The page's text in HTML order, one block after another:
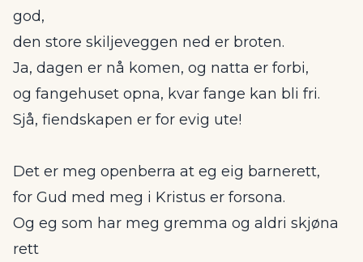
god,
den store skiljeveggen ned er broten.
Ja, dagen er nå komen, og natta er forbi,
og fangehuset opna, kvar fange kan bli fri.
Sjå, fiendskapen er for evig ute!
Det er meg openberra at eg eig barnerett,
for Gud med meg i Kristus er forsona.
Og eg som har meg gremma og aldri skjøna
rett